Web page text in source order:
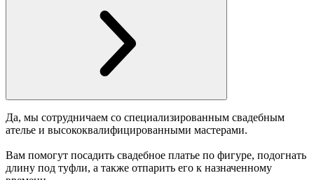
Да, мы сотрудничаем со специализированным свадебным
ателье и высококвалифицированными мастерами.
Вам помогут посадить свадебное платье по фигуре, подогнать
длину под туфли, а также отпарить его к назначенному